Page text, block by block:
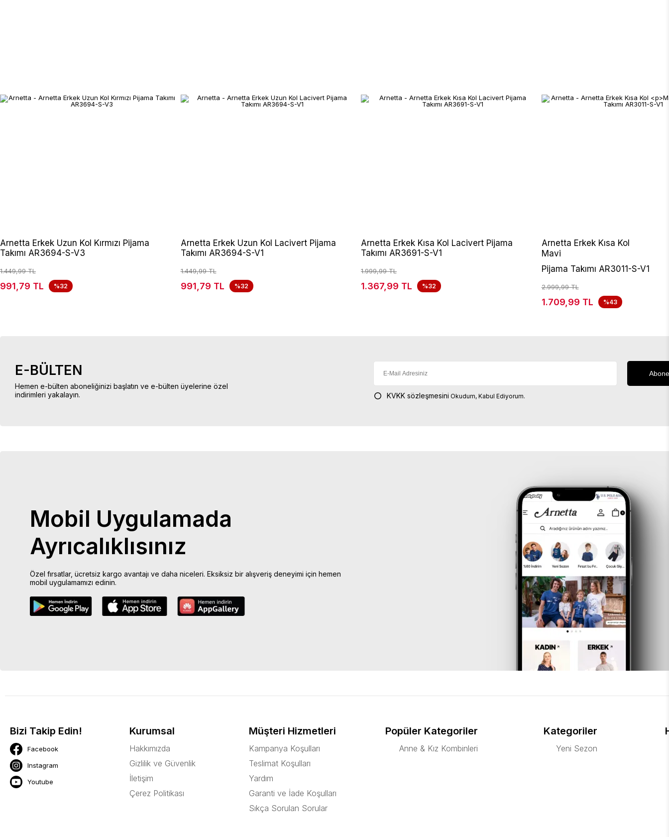
Arnetta Erkek Uzun Kol Kırmızı Pijama
Takımı AR3694-S-V3
1.449,99 TL
991,79 TL %32
Arnetta Erkek Uzun Kol Lacivert Pijama
Takımı AR3694-S-V1
1.449,99 TL
991,79 TL %32
Arnetta Erkek Kısa Kol Lacivert Pijama
Takımı AR3691-S-V1
1.999,99 TL
1.367,99 TL %32
Arnetta Erkek Kısa Kol
Mavi
Pijama Takımı AR3011-S-V1
2.999,99 TL
1.709,99 TL %43
E-BÜLTEN
Hemen e-bülten aboneliğinizi başlatın ve e-bülten üyelerine özel
indirimleri yakalayın.
KVKK sözleşmesini Okudum, Kabul Ediyorum.
Mobil Uygulamada
Ayrıcalıklısınız
Özel fırsatlar, ücretsiz kargo avantajı ve daha niceleri. Eksiksiz bir alışveriş deneyimi için hemen
mobil uygulamamızı edinin.
Bizi Takip Edin!
Facebook
Instagram
Youtube
Kurumsal
Hakkımızda
Gizlilik ve Güvenlik
İletişim
Çerez Politikası
Müşteri Hizmetleri
Kampanya Koşulları
Teslimat Koşulları
Yardım
Garanti ve İade Koşulları
Sıkça Sorulan Sorular
Popüler Kategoriler
Anne & Kız Kombinleri
Kategoriler
Yeni Sezon